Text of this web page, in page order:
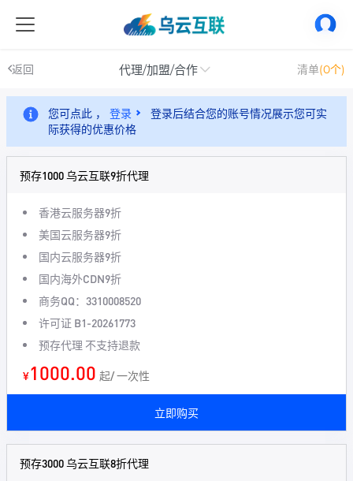
返回 代理/加盟/合作 清单(0个)
您可点此 ， 登录
登录后结合您的账号情况展示您可实
际获得的优惠价格
预存1000 乌云互联9折代理
香港云服务器9折
美国云服务器9折
国内云服务器9折
国内海外CDN9折
商务QQ：3310008520
许可证 B1-20261773
预存代理 不支持退款
¥1000.00 起/ 一次性
立即购买
预存3000 乌云互联8折代理